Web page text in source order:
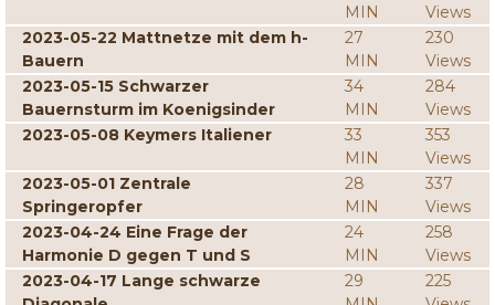
MIN
Views
2023-05-22 Mattnetze mit dem h-
Bauern
27
MIN
230
Views
2023-05-15 Schwarzer
Bauernsturm im Koenigsinder
34
MIN
284
Views
2023-05-08 Keymers Italiener
33
MIN
353
Views
2023-05-01 Zentrale
Springeropfer
28
MIN
337
Views
2023-04-24 Eine Frage der
Harmonie D gegen T und S
24
MIN
258
Views
2023-04-17 Lange schwarze
29
225